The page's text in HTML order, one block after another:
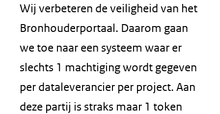
Wij verbeteren de veiligheid van het
Bronhouderportaal. Daarom gaan
we toe naar een systeem waar er
slechts 1 machtiging wordt gegeven
per dataleverancier per project. Aan
deze partij is straks maar 1 token